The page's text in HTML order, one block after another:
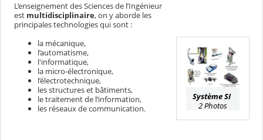
L’enseignement des Sciences de l’Ingénieur
est multidisciplinaire, on y aborde les
principales technologies qui sont :
la mécanique,
l’automatisme,
l'informatique,
la micro-électronique,
l’électrotechnique,
les structures et bâtiments,
le traitement de l’information,
les réseaux de communication.
Système SI
2 Photos